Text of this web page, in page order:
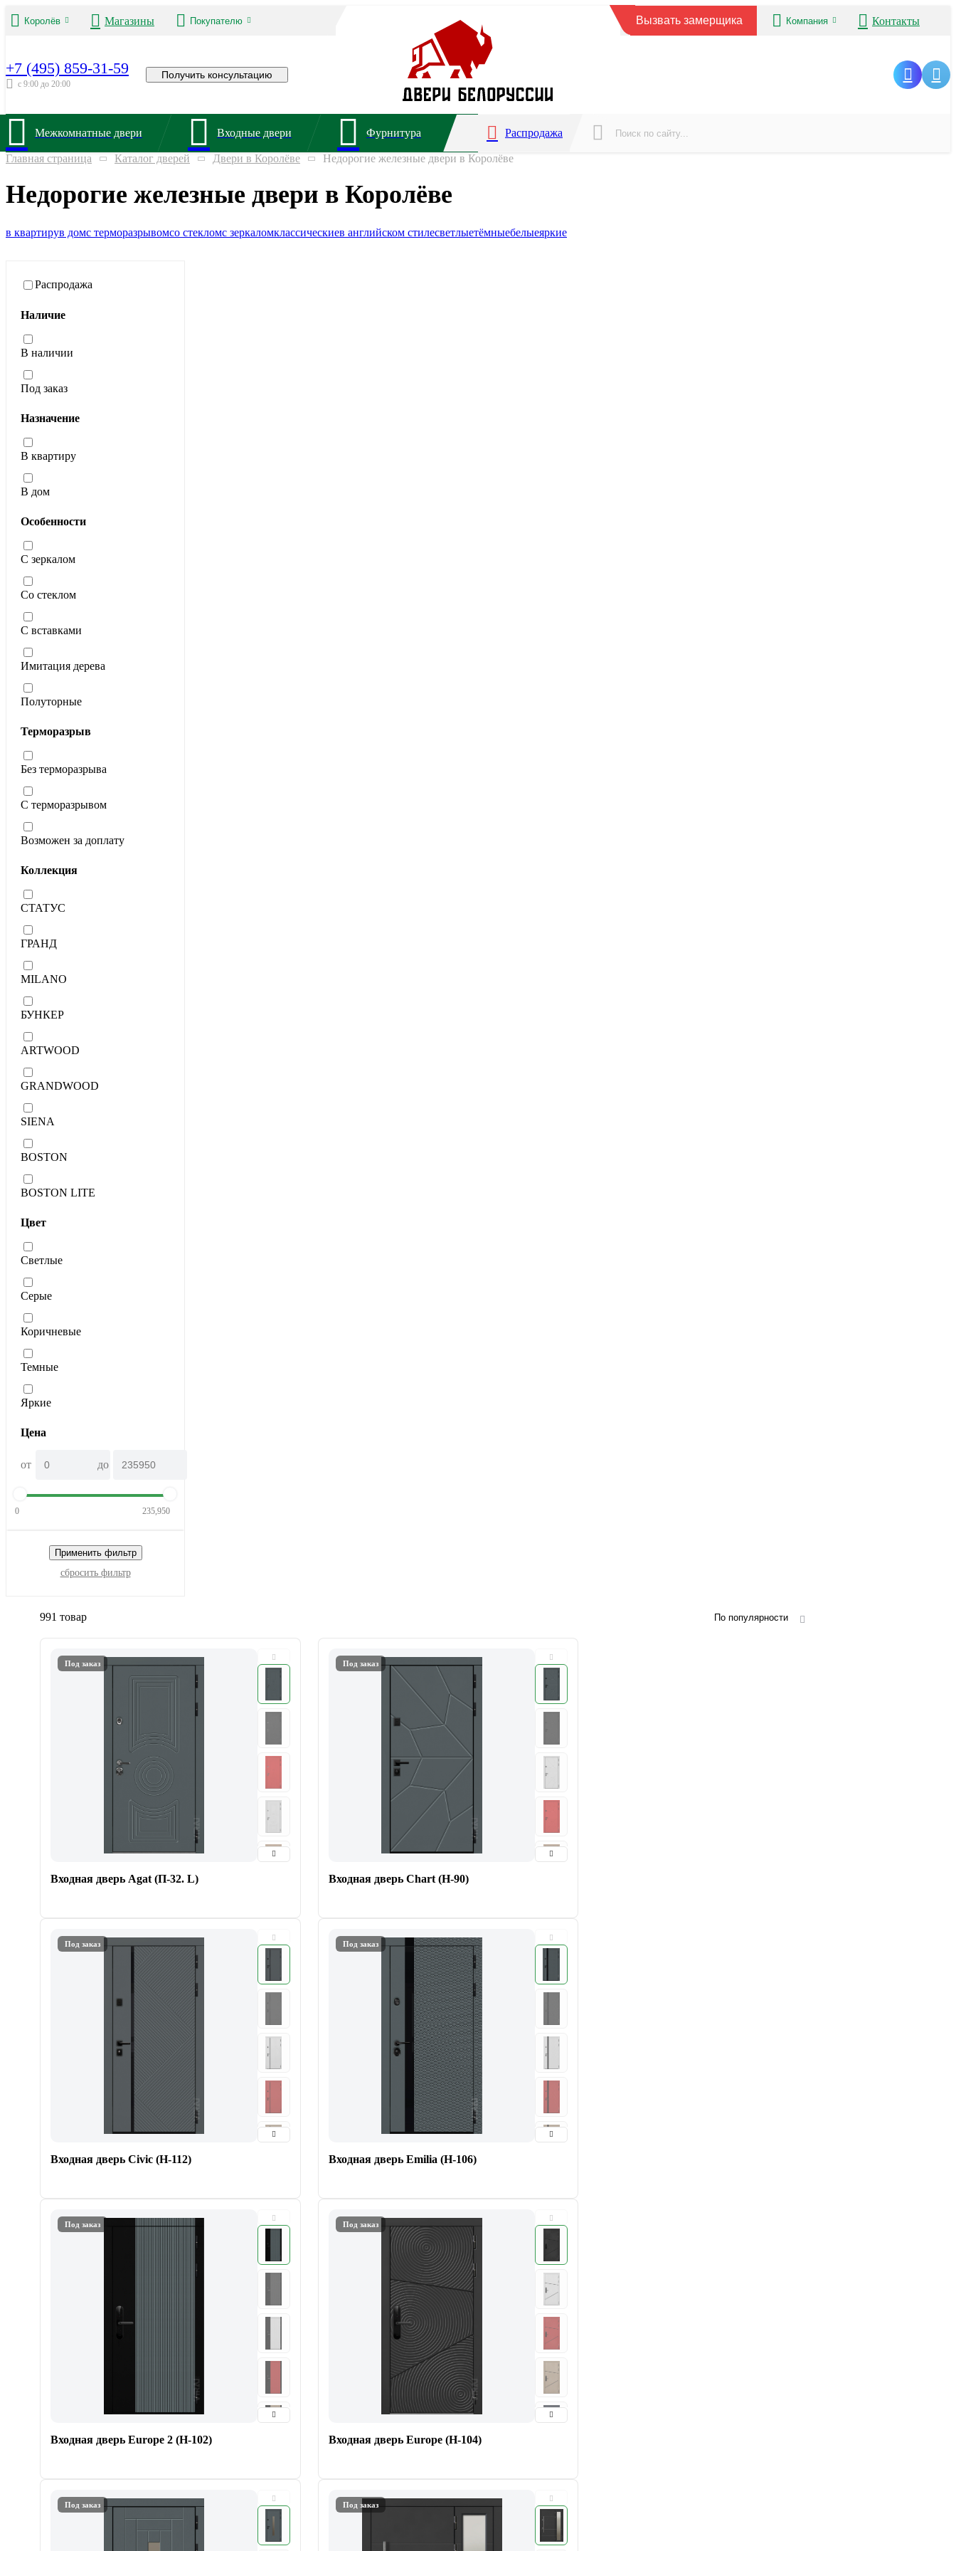
Королёв Магазины Покупателю Вызвать замерщика Компания Контакты
+7 (495) 859-31-59
с 9:00 до 20:00
Получить консультацию
Межкомнатные двери Входные двери Фурнитура Распродажа
Главная страница Каталог дверей Двери в Королёве Недорогие железные двери в Королёве
Недорогие железные двери в Королёве
в квартирув домс терморазрывомсо стекломс зеркаломклассическиев английском стилесветлыетёмныебелыеяркие
Распродажа
Наличие
В наличии
Под заказ
Назначение
В квартиру
В дом
Особенности
С зеркалом
Со стеклом
С вставками
Имитация дерева
Полуторные
Терморазрыв
Без терморазрыва
С терморазрывом
Возможен за доплату
Коллекция
СТАТУС
ГРАНД
MILANO
БУНКЕР
ARTWOOD
GRANDWOOD
SIENA
BOSTON
BOSTON LITE
Цвет
Светлые
Серые
Коричневые
Темные
Яркие
Цена
от до
0 235,950
Применить фильтр
сбросить фильтр
991 товар По популярности
Под заказ
Входная дверь Agat (П-32. L)
Под заказ
Входная дверь Chart (Н-90)
Под заказ
Входная дверь Civic (Н-112)
Под заказ
Входная дверь Emilia (Н-106)
Под заказ
Входная дверь Europe 2 (Н-102)
Под заказ
Входная дверь Europe (Н-104)
Под заказ Под заказ